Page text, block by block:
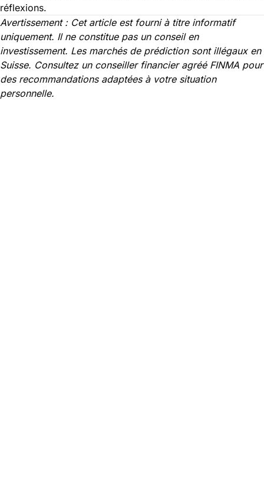
réflexions.
Avertissement : Cet article est fourni à titre informatif
uniquement. Il ne constitue pas un conseil en
investissement. Les marchés de prédiction sont illégaux en
Suisse. Consultez un conseiller financier agréé FINMA pour
des recommandations adaptées à votre situation
personnelle.